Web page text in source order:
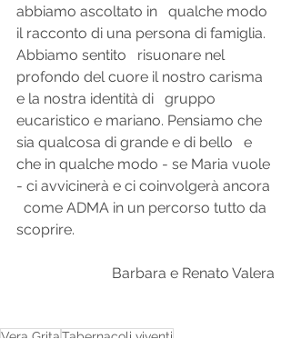
abbiamo ascoltato in   qualche modo
il racconto di una persona di famiglia.
Abbiamo sentito   risuonare nel
profondo del cuore il nostro carisma
e la nostra identità di   gruppo
eucaristico e mariano. Pensiamo che
sia qualcosa di grande e di bello   e
che in qualche modo - se Maria vuole
- ci avvicinerà e ci coinvolgerà ancora
  come ADMA in un percorso tutto da
scoprire.
Barbara e Renato Valera
Vera GritaTabernacoli viventi